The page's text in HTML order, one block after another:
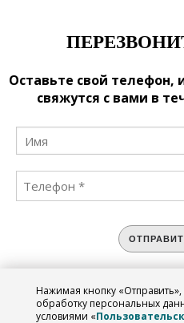
Оставьте свой
свяжутся с вами в
Нажимая кнопку
обработку персональных
условиями «